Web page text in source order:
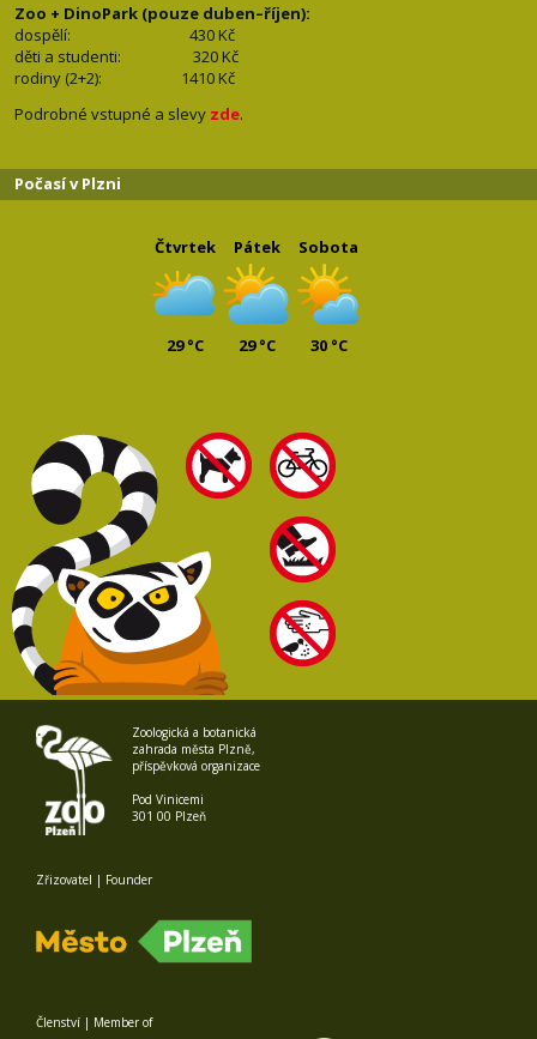
Zoo + DinoPark (pouze duben–říjen):
dospělí: 430 Kč
děti a studenti: 320 Kč
rodiny (2+2): 1410 Kč
Podrobné vstupné a slevy zde.
Počasí v Plzni
Čtvrtek
29 °C
Pátek
29 °C
Sobota
30 °C
Zoologická a botanická
zahrada města Plzně,
příspěvková organizace
Pod Vinicemi
301 00 Plzeň
Zřizovatel | Founder
Členství | Member of